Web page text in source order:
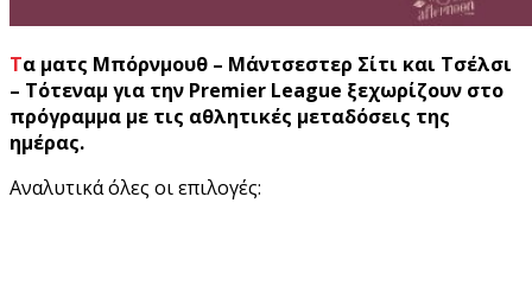
Τα ματς Μπόρνμουθ – Μάντσεστερ Σίτι και Τσέλσι
– Τότεναμ για την Premier League ξεχωρίζουν στο
πρόγραμμα με τις αθλητικές μεταδόσεις της
ημέρας.
Αναλυτικά όλες οι επιλογές: